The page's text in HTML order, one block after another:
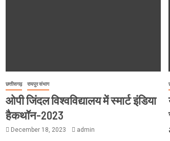
छत्तीसगढ़ रायपुर संभाग
ओपी जिंदल विश्वविद्यालय में स्मार्ट इंडिया
हैकथॉन-2023
December 18, 2023 admin